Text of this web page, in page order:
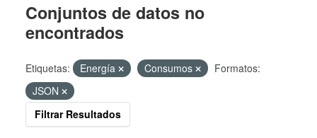
Conjuntos de datos no
encontrados
Etiquetas: Energía Consumos
Formatos:
JSON
Filtrar Resultados